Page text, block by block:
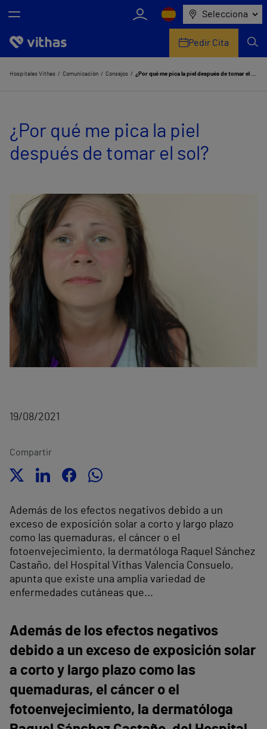
Selecciona
Nosotros
Servicios de salud
Equipo médico y asistencial
Comunicación
Pedir Cita
Hospitales Vithas Comunicación Consejos ¿Por qué me pica la piel después de tomar el sol?
¿Por qué me pica la piel
después de tomar el sol?
19/08/2021
Compartir
Además de los efectos negativos debido a un
exceso de exposición solar a corto y largo plazo
como las quemaduras, el cáncer o el
fotoenvejecimiento, la dermatóloga Raquel Sánchez
Castaño, del Hospital Vithas Valencia Consuelo,
apunta que existe una amplia variedad de
enfermedades cutáneas que...
Además de los efectos negativos
debido a un exceso de exposición solar
a corto y largo plazo como las
quemaduras, el cáncer o el
fotoenvejecimiento, la dermatóloga